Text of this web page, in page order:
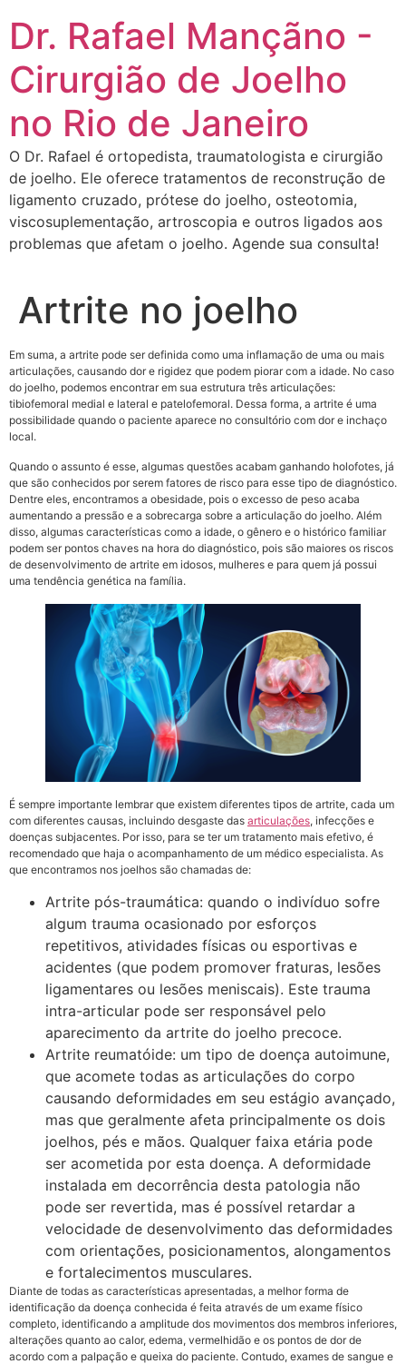
Dr. Rafael Mançãno -
Cirurgião de Joelho
no Rio de Janeiro
O Dr. Rafael é ortopedista, traumatologista e cirurgião
de joelho. Ele oferece tratamentos de reconstrução de
ligamento cruzado, prótese do joelho, osteotomia,
viscosuplementação, artroscopia e outros ligados aos
problemas que afetam o joelho. Agende sua consulta!
Artrite no joelho
Em suma, a artrite pode ser definida como uma inflamação de uma ou mais
articulações, causando dor e rigidez que podem piorar com a idade. No caso
do joelho, podemos encontrar em sua estrutura três articulações:
tibiofemoral medial e lateral e patelofemoral. Dessa forma, a artrite é uma
possibilidade quando o paciente aparece no consultório com dor e inchaço
local.
Quando o assunto é esse, algumas questões acabam ganhando holofotes, já
que são conhecidos por serem fatores de risco para esse tipo de diagnóstico.
Dentre eles, encontramos a obesidade, pois o excesso de peso acaba
aumentando a pressão e a sobrecarga sobre a articulação do joelho. Além
disso, algumas características como a idade, o gênero e o histórico familiar
podem ser pontos chaves na hora do diagnóstico, pois são maiores os riscos
de desenvolvimento de artrite em idosos, mulheres e para quem já possui
uma tendência genética na família.
É sempre importante lembrar que existem diferentes tipos de artrite, cada um
com diferentes causas, incluindo desgaste das articulações, infecções e
doenças subjacentes. Por isso, para se ter um tratamento mais efetivo, é
recomendado que haja o acompanhamento de um médico especialista. As
que encontramos nos joelhos são chamadas de:
Artrite pós-traumática: quando o indivíduo sofre
algum trauma ocasionado por esforços
repetitivos, atividades físicas ou esportivas e
acidentes (que podem promover fraturas, lesões
ligamentares ou lesões meniscais). Este trauma
intra-articular pode ser responsável pelo
aparecimento da artrite do joelho precoce.
Artrite reumatóide: um tipo de doença autoimune,
que acomete todas as articulações do corpo
causando deformidades em seu estágio avançado,
mas que geralmente afeta principalmente os dois
joelhos, pés e mãos. Qualquer faixa etária pode
ser acometida por esta doença. A deformidade
instalada em decorrência desta patologia não
pode ser revertida, mas é possível retardar a
velocidade de desenvolvimento das deformidades
com orientações, posicionamentos, alongamentos
e fortalecimentos musculares.
Diante de todas as características apresentadas, a melhor forma de
identificação da doença conhecida é feita através de um exame físico
completo, identificando a amplitude dos movimentos dos membros inferiores,
alterações quanto ao calor, edema, vermelhidão e os pontos de dor de
acordo com a palpação e queixa do paciente. Contudo, exames de sangue e